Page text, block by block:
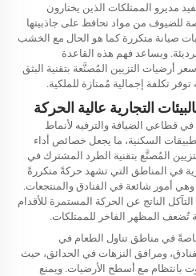
مديرو الممتلكات الذين يختارون
للضيوف من مواد تحافظ على جاذبيتها
صيانة متكررة كما هو الحال مع الخشب
ويساعد فهم هذه القاعدة
أرضيات التزيين المُصنَّعة بتقنية البثق
تكلفة إجمالية مُمتازة للملكية.
التجارية عالية الحركة
قطاعي الضيافة والترفيه لأنماط
السكنية، ما يجعل خصائص أداء
المُصنَّع بتقنية الطرد المشترك في
في المناطق التي تشهد حركةً متكررةً
وهي أمور شائعة في الفنادق والمنتجعات.
الناتج عن الحركة المستمرة للأقدام
تُضعف المظهر الفاخر للممتلكات.
في مناطق تناول الطعام في
ومرافق النزهات في الحدائق، حيث
بانتظام مع أسطح الأرضيات. ويمنع